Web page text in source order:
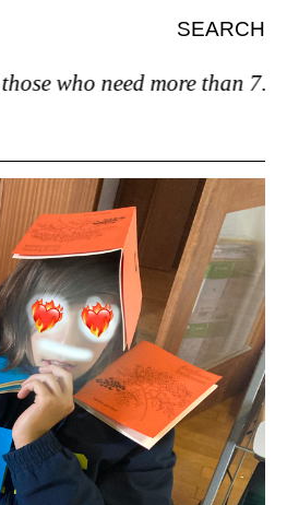
SEARCH
who need more than 7.”